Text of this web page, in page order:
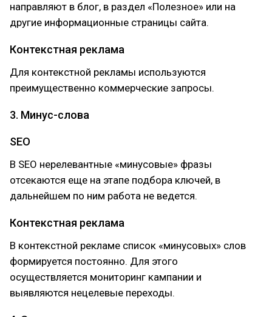
направляют в блог, в раздел «Полезное» или на
другие информационные страницы сайта.
Контекстная реклама
Для контекстной рекламы используются
преимущественно коммерческие запросы.
3. Минус-слова
SEO
В SEO нерелевантные «минусовые» фразы
отсекаются еще на этапе подбора ключей, в
дальнейшем по ним работа не ведется.
Контекстная реклама
В контекстной рекламе список «минусовых» слов
формируется постоянно. Для этого
осуществляется мониторинг кампании и
выявляются нецелевые переходы.